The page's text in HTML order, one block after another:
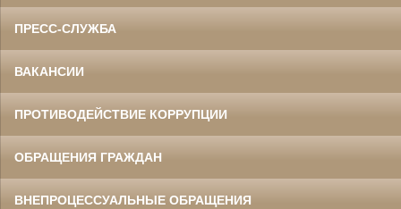
ПРЕСС-СЛУЖБА
ВАКАНСИИ
ПРОТИВОДЕЙСТВИЕ КОРРУПЦИИ
ОБРАЩЕНИЯ ГРАЖДАН
ВНЕПРОЦЕССУАЛЬНЫЕ ОБРАЩЕНИЯ